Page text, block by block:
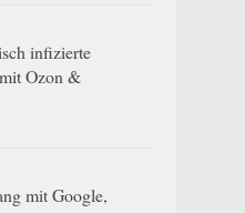
infizierte
Ozon &
mit Google,